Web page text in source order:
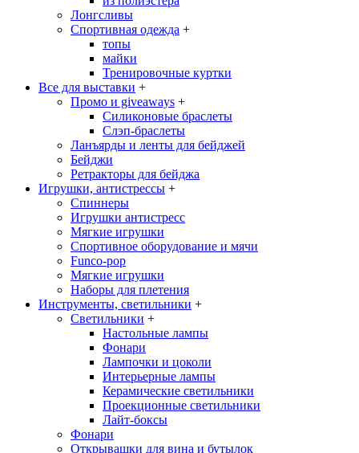
Лонгсливы
Спортивная одежда +
топы
майки
Тренировочные куртки
Все для выставки +
Промо и giveaways +
Силиконовые браслеты
Cлэп-браслеты
Ланъярды и ленты для бейджей
Бейджи
Ретракторы для бейджа
Игрушки, антистрессы +
Спиннеры
Игрушки антистресс
Мягкие игрушки
Спортивное оборудование и мячи
Funco-pop
Мягкие игрушки
Наборы для плетения
Инструменты, светильники +
Светильники +
Настольные лампы
Фонари
Лампочки и цоколи
Интерьерные лампы
Керамические светильники
Проекционные светильники
Лайт-боксы
Фонари
Открывашки для вина и бутылок